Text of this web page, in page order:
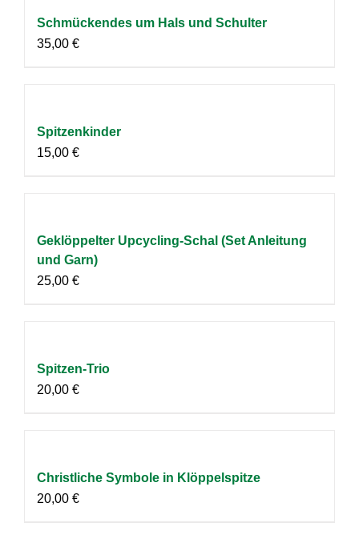
Schmückendes um Hals und Schulter
35,00 €
Spitzenkinder
15,00 €
Geklöppelter Upcycling-Schal (Set Anleitung
und Garn)
25,00 €
Spitzen-Trio
20,00 €
Christliche Symbole in Klöppelspitze
20,00 €